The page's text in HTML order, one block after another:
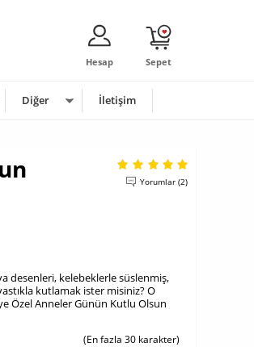
Sepet
Hesap
Diğer İletişim
Yorumlar (2)
desenleri, kelebeklerle süslenmiş,
kutlamak ister misiniz? O
Özel Anneler Günün Kutlu Olsun
(En fazla 30 karakter)